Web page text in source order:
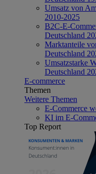
Umsatz von
2010-2025
B2C-E-
Deutschland
Marktanteile
Deutschland
Umsatzstarke
Deutschland
E-commerce
Themen
Weitere Themen
E-Commerce
KI im E-
Top Report